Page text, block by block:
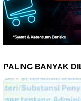
PALING BANYAK